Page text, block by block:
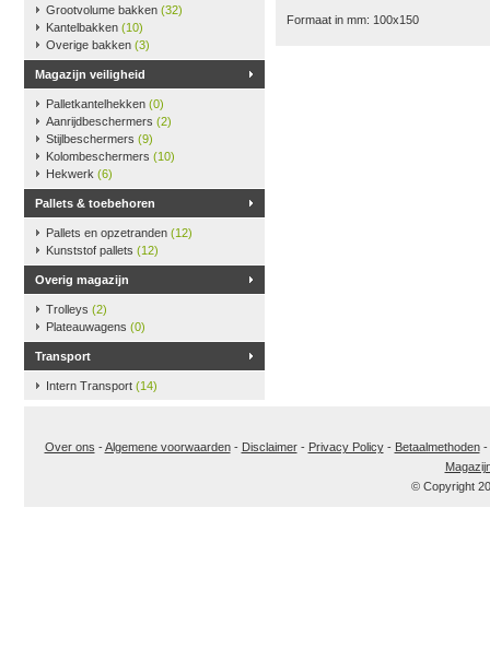
Grootvolume bakken (32)
Kantelbakken (10)
Overige bakken (3)
Magazijn veiligheid
Palletkantelhekken (0)
Aanrijdbeschermers (2)
Stijlbeschermers (9)
Kolombeschermers (10)
Hekwerk (6)
Pallets & toebehoren
Pallets en opzetranden (12)
Kunststof pallets (12)
Overig magazijn
Trolleys (2)
Plateauwagens (0)
Transport
Intern Transport (14)
Formaat in mm: 100x150
Over ons -Algemene voorwaarden- Disclaimer- Privacy Policy- Betaalmethoden-
© Copyright